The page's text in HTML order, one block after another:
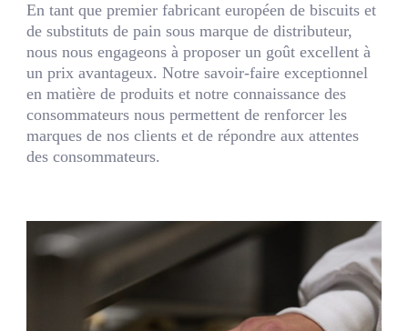
En tant que premier fabricant européen de biscuits et
de substituts de pain sous marque de distributeur,
nous nous engageons à proposer un goût excellent à
un prix avantageux. Notre savoir-faire exceptionnel
en matière de produits et notre connaissance des
consommateurs nous permettent de renforcer les
marques de nos clients et de répondre aux attentes
des consommateurs.